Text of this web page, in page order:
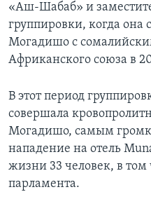
«Аш-Шабаб» и
группировки, когда она
Могадишо с
Африканского союза в
В этот период
совершала
Могадишо, самым
нападение на отель
жизни 33 человек, в том
парламента.